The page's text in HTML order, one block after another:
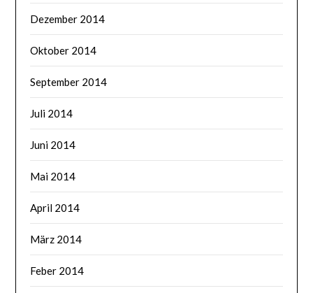
Dezember 2014
Oktober 2014
September 2014
Juli 2014
Juni 2014
Mai 2014
April 2014
März 2014
Feber 2014